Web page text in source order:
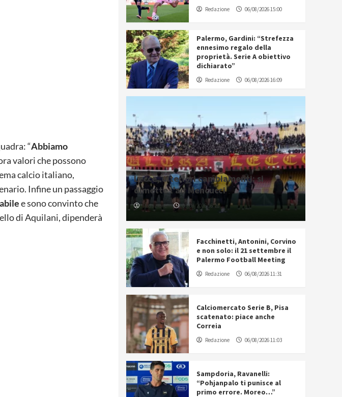
“Abbiamo
valori che possono
calcio italiano,
Infine un passaggio
e sono convinto che
di Aquilani, dipenderà
Redazione 06/08/2026 15:00
Palermo, Gardini: “Strefezza
ennesimo regalo della
proprietà. Serie A obiettivo
dichiarato”
Redazione 06/08/2026 16:09
Lecce, ulteriori cambiamenti: si
dimette l’ad Mencucci
Redazione 06/08/2026 16:21
Facchinetti, Antonini, Corvino
e non solo: il 21 settembre il
Palermo Football Meeting
Redazione 06/08/2026 11:31
Calciomercato Serie B, Pisa
scatenato: piace anche
Correia
Redazione 06/08/2026 11:03
Sampdoria, Ravanelli:
“Pohjanpalo ti punisce al
primo errore. Moreo…”